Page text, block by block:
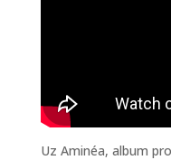
Uz Aminéa, album